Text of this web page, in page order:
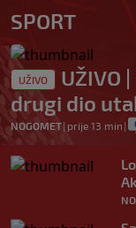
SPORT
UŽIVO
UŽIVO
drugi dio
NOGOMET| prije 13 min |